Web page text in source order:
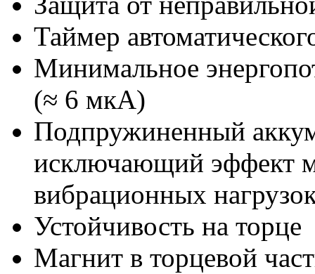
Таймер
Минимальное
(≈ 6 мкА)
Подпружиненный
исключающий эффект
вибрационных
Устойчивость на торце
Магнит в торцевой